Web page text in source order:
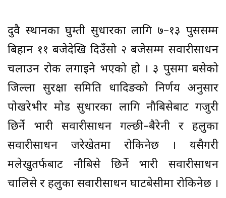
दुवै स्थानका घुम्ती सुधारका लागि ७–१३ पुससम्म
बिहान ११ बजेदेखि दिउँसो २ बजेसम्म सवारीसाधन
चलाउन रोक लगाइने भएको हो । ३ पुसमा बसेको
जिल्ला सुरक्षा समिति धादिङको निर्णय अनुसार
पोखरेभीर मोड सुधारका लागि नौबिसेबाट गजुरी
छिर्ने भारी सवारीसाधन गल्छी–बैरेनी र हलुका
सवारीसाधन जरेखेतमा रोकिनेछ । यसैगरी
मलेखुतर्फबाट नौबिसे छिर्ने भारी सवारीसाधन
चालिसे र हलुका सवारीसाधन घाटबेसीमा रोकिनेछ ।